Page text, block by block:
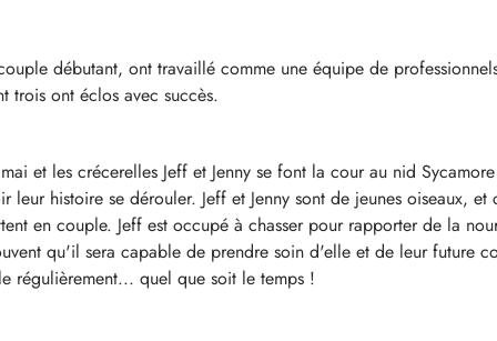
débutant, ont travaillé comme une équipe de
trois ont éclos avec succès.
et les crécerelles Jeff et Jenny se font la cour au nid
leur histoire se dérouler. Jeff et Jenny sont de jeunes oiseaux, et
en couple. Jeff est occupé à chasser pour rapporter de la
qu'il sera capable de prendre soin d'elle et de leur future
régulièrement... quel que soit le temps !